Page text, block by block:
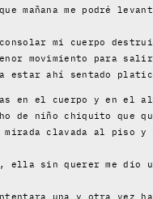
mañana me podré
mi cuerpo
movimiento para
estar ahí sentado
en el cuerpo y en el
de niño chiquito
clavada al piso y
sin querer me dio
una y otra vez